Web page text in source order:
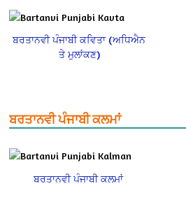
ਬਰਤਾਨਵੀ ਪੰਜਾਬੀ ਕਵਿਤਾ (ਅਧਿਐਨ
ਤੇ ਮੁਲਾਂਕਣ)
ਬਰਤਾਨਵੀ ਪੰਜਾਬੀ ਕਲਮਾਂ
ਬਰਤਾਨਵੀ ਪੰਜਾਬੀ ਕਲਮਾਂ